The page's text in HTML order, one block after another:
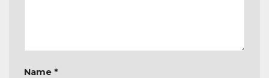
Name *